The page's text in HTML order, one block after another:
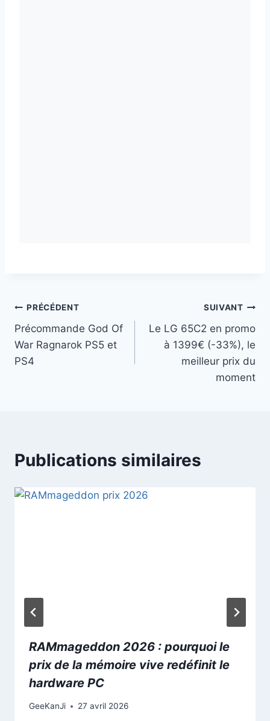
Navigation
de
l’article
PRÉCÉDENT
Précommande God Of
War Ragnarok PS5 et
PS4
SUIVANT
Le LG 65C2 en promo
à 1399€ (-33%), le
meilleur prix du
moment
Publications similaires
RAMmageddon 2026 : pourquoi le
prix de la mémoire vive redéfinit le
hardware PC
GeeKanJi 27 avril 2026